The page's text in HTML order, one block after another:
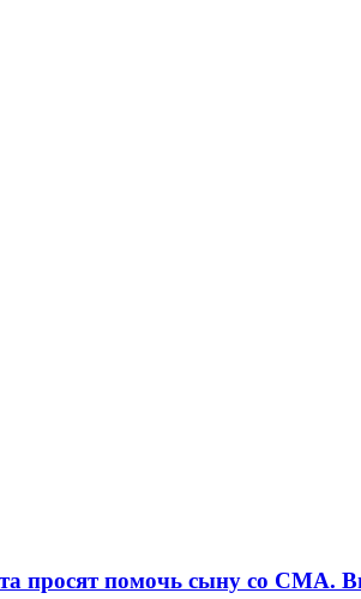
просят помочь сыну со СМА.